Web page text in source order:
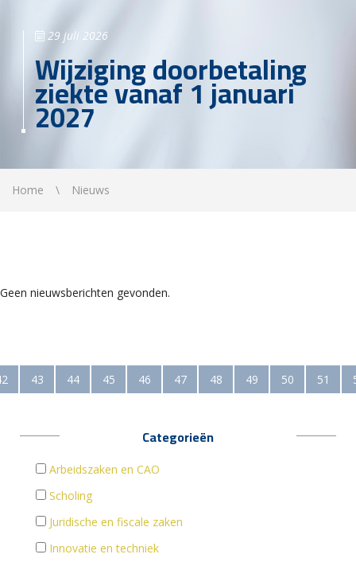
29 juli 2026
Wijziging doorbetaling
ziekte vanaf 1 januari
2027
Home Nieuws
Geen nieuwsberichten gevonden.
43 44 45 46 47 48 49 50 51
Categorieën
Arbeidszaken en CAO
Scholing
Juridische en fiscale zaken
Innovatie en techniek